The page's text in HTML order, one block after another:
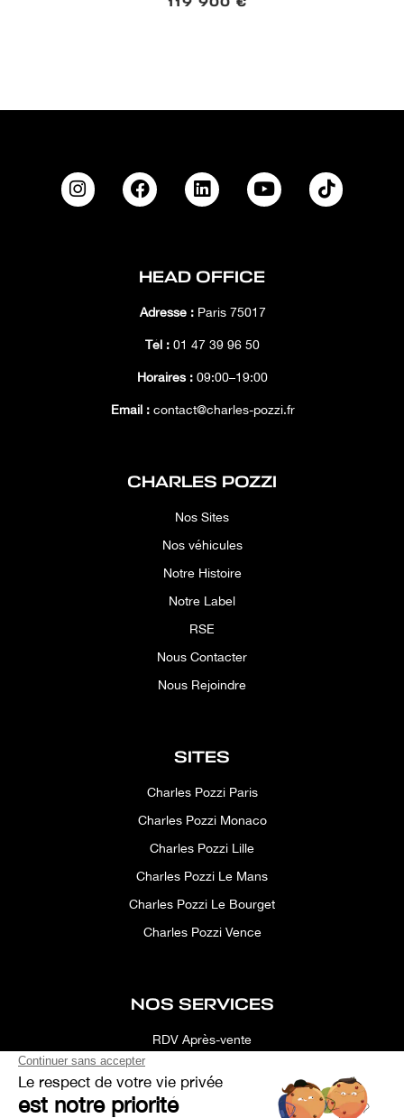
HEAD OFFICE
Adresse :Paris 75017
Tél : 01 47 39 96 50
Horaires : 09:00–19:00
Email :contact@charles-pozzi.fr
CHARLES POZZI
Nos Sites
Nos véhicules
Notre Histoire
Notre Label
RSE
Nous Contacter
Nous Rejoindre
SITES
Charles Pozzi Paris
Charles Pozzi Monaco
Charles Pozzi Lille
Charles Pozzi Le Mans
Charles Pozzi Le Bourget
Charles Pozzi Vence
NOS SERVICES
RDV Après-vente
Simulateur